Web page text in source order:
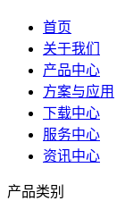
首页
关于我们
产品中心
方案与应用
下载中心
服务中心
资讯中心
产品类别